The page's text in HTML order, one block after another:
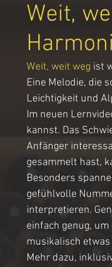
Weit,
Weit, weit weg ist
Eine Melodie, die
Leichtigkeit und
Im neuen
kannst. Das
Anfänger
gesammelt hast,
Besonders
gefühlvolle
interpretieren.
einfach genug,
musikalisch
Mehr dazu,